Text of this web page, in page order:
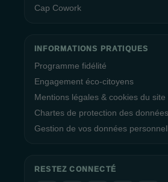
Cap Cowork
INFORMATIONS PRATIQUES
Programme fidélité
Engagement éco-citoyens
Mentions légales & cookies du
Chartes de protection des
Gestion de vos données
RESTEZ CONNECTÉ